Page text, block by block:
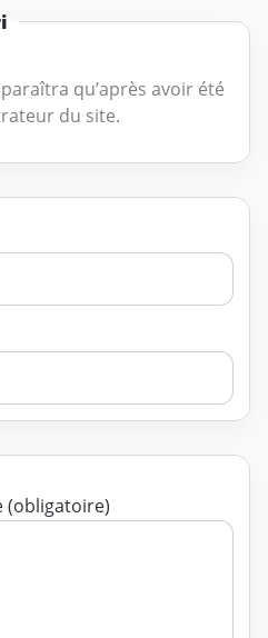
qu’après avoir été
du site.
Texte de votre message (obligatoire)